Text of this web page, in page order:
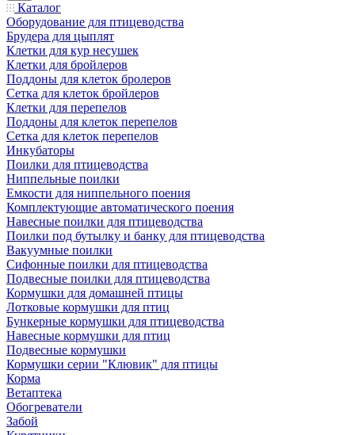
Каталог
Оборудование для птицеводства
Брудера для цыплят
Клетки для кур несушек
Клетки для бройлеров
Поддоны для клеток бролеров
Сетка для клеток бройлеров
Клетки для перепелов
Поддоны для клеток перепелов
Сетка для клеток перепелов
Инкубаторы
Поилки для птицеводства
Ниппельные поилки
Емкости для ниппельного поения
Комплектующие автоматического поения
Навесные поилки для птицеводства
Поилки под бутылку и банку для птицеводства
Вакуумные поилки
Сифонные поилки для птицеводства
Подвесные поилки для птицеводства
Кормушки для домашней птицы
Лотковые кормушки для птиц
Бункерные кормушки для птицеводства
Навесные кормушки для птиц
Подвесные кормушки
Кормушки серии "Клювик" для птицы
Корма
Ветаптека
Обогреватели
Забой